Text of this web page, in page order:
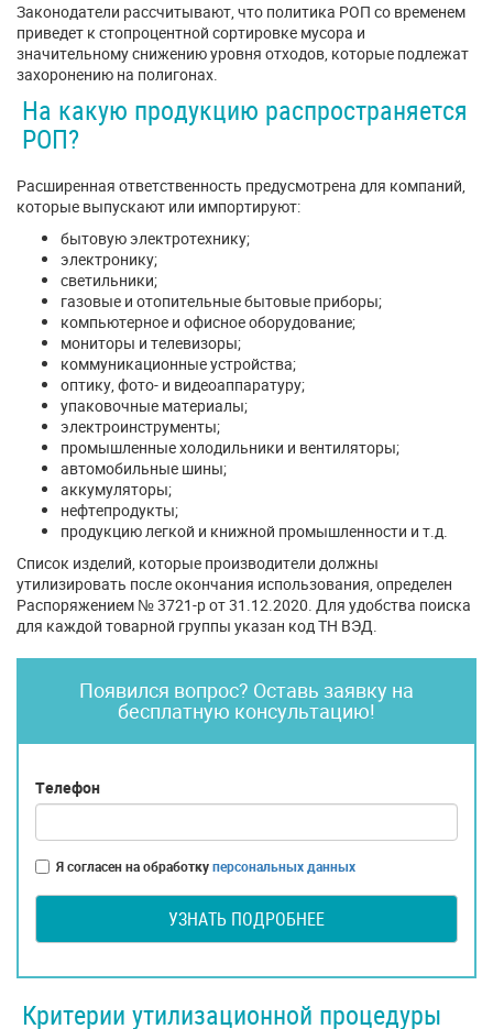
Законодатели рассчитывают, что политика РОП со временем
приведет к стопроцентной сортировке мусора и
значительному снижению уровня отходов, которые подлежат
захоронению на полигонах.
На какую продукцию распространяется
РОП?
Расширенная ответственность предусмотрена для компаний,
которые выпускают или импортируют:
бытовую электротехнику;
электронику;
светильники;
газовые и отопительные бытовые приборы;
компьютерное и офисное оборудование;
мониторы и телевизоры;
коммуникационные устройства;
оптику, фото- и видеоаппаратуру;
упаковочные материалы;
электроинструменты;
промышленные холодильники и вентиляторы;
автомобильные шины;
аккумуляторы;
нефтепродукты;
продукцию легкой и книжной промышленности и т.д.
Список изделий, которые производители должны
утилизировать после окончания использования, определен
Распоряжением № 3721-р от 31.12.2020. Для удобства поиска
для каждой товарной группы указан код ТН ВЭД.
Появился вопрос? Оставь заявку на
бесплатную консультацию!
Телефон
Я согласен на обработкуперсональных данных
УЗНАТЬ ПОДРОБНЕЕ
Критерии утилизационной процедуры